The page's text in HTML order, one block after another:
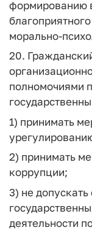
формированию
морально-
20.
полномочиями
1) принимать
2) принимать
коррупции;
3) не
деятельности